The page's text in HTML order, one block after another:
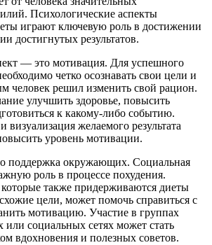
Психологические аспекты
играют ключевую роль в достижении
достигнутых результатов.
— это мотивация. Для успешного
четко осознавать свои цели и
человек решил изменить свой рацион.
улучшить здоровье, повысить
к какому-либо событию.
визуализация желаемого результата
уровень мотивации.
поддержка окружающих. Социальная
роль в процессе похудения.
также придерживаются диеты
цели, может помочь справиться с
мотивацию. Участие в группах
социальных сетях может стать
вдохновения и полезных советов.